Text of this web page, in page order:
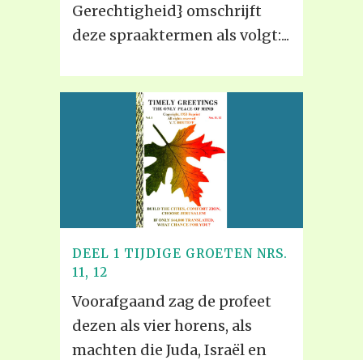
Gerechtigheid} omschrijft
deze spraaktermen als volgt:...
DEEL 1 TIJDIGE GROETEN NRS.
11, 12
Voorafgaand zag de profeet
dezen als vier horens, als
machten die Juda, Israël en